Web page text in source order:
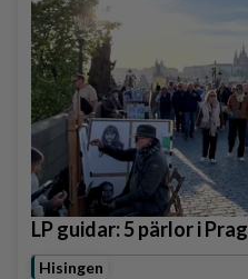
LP guidar: 5 pärlor i Prag
Hisingen